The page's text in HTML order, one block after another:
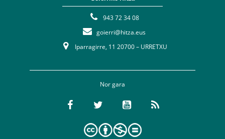
943 72 34 08
goierri@hitza.eus
Iparragirre, 11 20700 – URRETXU
Nor gara